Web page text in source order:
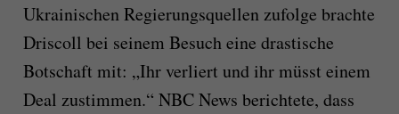
Ukrainischen Regierungsquellen zufolge brachte
Driscoll bei seinem Besuch eine drastische
Botschaft mit: „Ihr verliert und ihr müsst einem
Deal zustimmen.“ NBC News berichtete, dass